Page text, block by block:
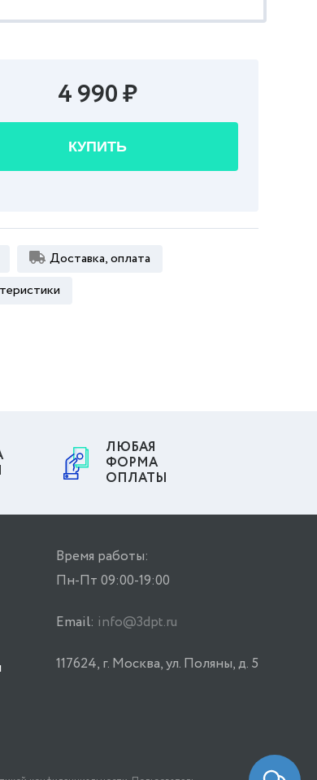
4 990 ₽
КУПИТЬ
Доставка, оплата
ЛЮБАЯ
ФОРМА
ОПЛАТЫ
Время работы:
Пн-Пт 09:00-19:00
Email: info@3dpt.ru
117624, г. Москва, ул. Поляны, д. 5